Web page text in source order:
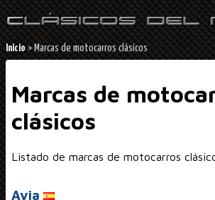
Inicio>Marcas de motocarros clásicos
Marcas de
clásicos
Listado de marcas de motocarros
Avia